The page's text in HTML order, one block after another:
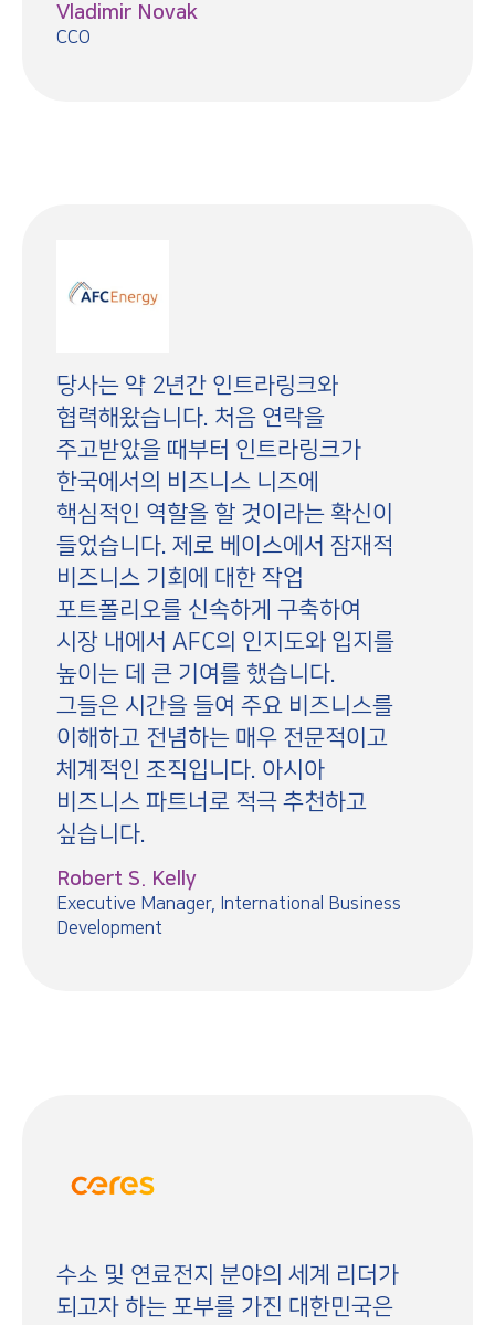
Vladimir Novak
CCO
당사는 약 2년간 인트라링크와
협력해왔습니다. 처음 연락을
주고받았을 때부터 인트라링크가
한국에서의 비즈니스 니즈에
핵심적인 역할을 할 것이라는 확신이
들었습니다. 제로 베이스에서 잠재적
비즈니스 기회에 대한 작업
포트폴리오를 신속하게 구축하여
시장 내에서 AFC의 인지도와 입지를
높이는 데 큰 기여를 했습니다.
그들은 시간을 들여 주요 비즈니스를
이해하고 전념하는 매우 전문적이고
체계적인 조직입니다. 아시아
비즈니스 파트너로 적극 추천하고
싶습니다.
Robert S. Kelly
Executive Manager, International Business
Development
수소 및 연료전지 분야의 세계 리더가
되고자 하는 포부를 가진 대한민국은